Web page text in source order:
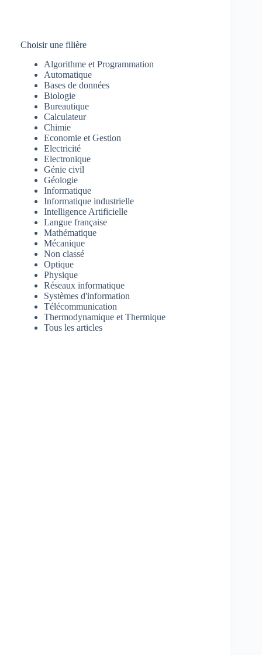
Choisir une filière
Algorithme et Programmation
Automatique
Bases de données
Biologie
Bureautique
Calculateur
Chimie
Economie et Gestion
Electricité
Electronique
Génie civil
Géologie
Informatique
Informatique industrielle
Intelligence Artificielle
Langue française
Mathématique
Mécanique
Non classé
Optique
Physique
Réseaux informatique
Systèmes d'information
Télécommunication
Thermodynamique et Thermique
Tous les articles